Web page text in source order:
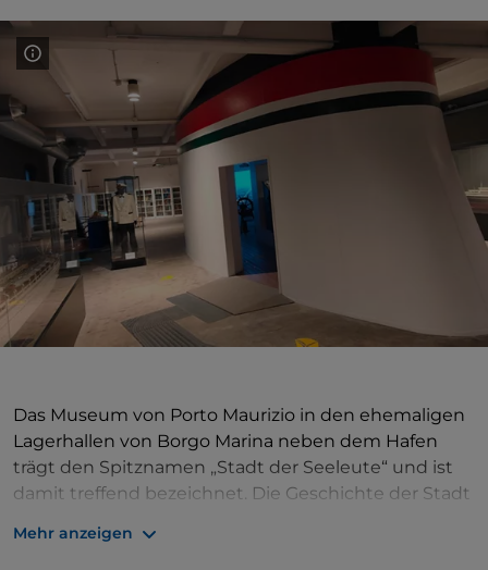
Das Museum von Porto Maurizio in den ehemaligen
Lagerhallen von Borgo Marina neben dem Hafen
trägt den Spitznamen „Stadt der Seeleute“ und ist
damit treffend bezeichnet. Die Geschichte der Stadt
der jahrtausendealten Beziehung zwischen der
Mehr anzeigen